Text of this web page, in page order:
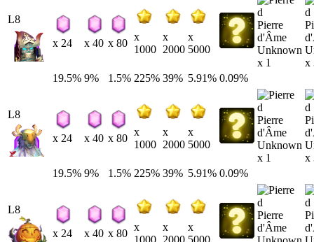
L8
x 24 x 40 x 80
x
1000
x
2000
x
5000
Pierre
d'Âme
Unknown
x 1
x
19.5% 9% 1.5% 225% 39% 5.91% 0.09%
L8
x 24 x 40 x 80
x
1000
x
2000
x
5000
Pierre
d'Âme
Unknown
x 1
x
19.5% 9% 1.5% 225% 39% 5.91% 0.09%
L8
x 24 x 40 x 80
x
x
x
Pierre
d'Âme